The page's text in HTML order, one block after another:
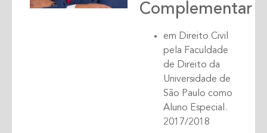
Complementar
em Direito Civil
pela Faculdade
de Direito da
Universidade de
São Paulo como
Aluno Especial.
2017/2018